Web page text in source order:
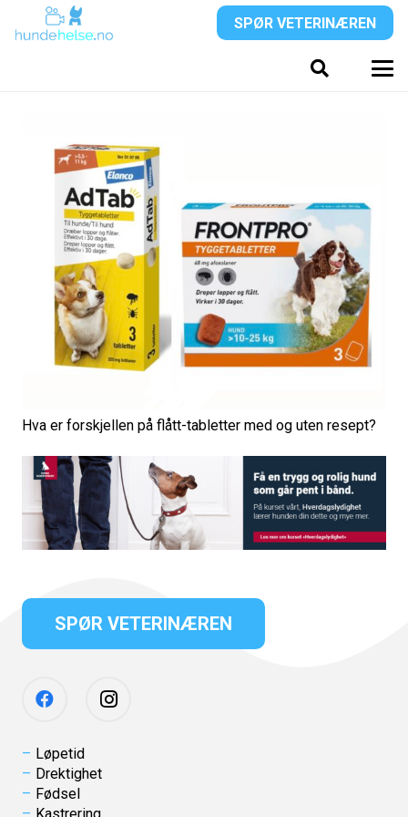
SPØR VETERINÆREN
Hva er forskjellen på flått-tabletter med og uten resept?
SPØR VETERINÆREN
Løpetid
Drektighet
Fødsel
Kastrering